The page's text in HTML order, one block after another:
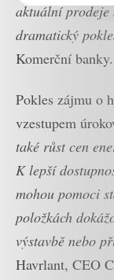
aktuální prodeje
dramatický
Komerční banky.
Pokles zájmu o
vzestupem
také růst cen
K lepší
mohou pomoci
položkách
výstavbě nebo
Havrlant, CEO